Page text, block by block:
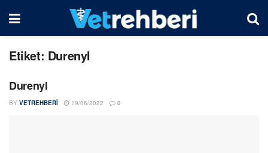
Etiket: Durenyl
Durenyl
BY VETREHBERI 19/06/2022 0